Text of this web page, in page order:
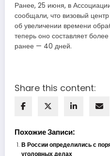
Ранее, 25 июня, в
сообщали, что визовый
об увеличении времени
теперь оно составляет
ранее — 40 дней.
Share this content:
Похожие Записи:
В России определились с
уголовных делах